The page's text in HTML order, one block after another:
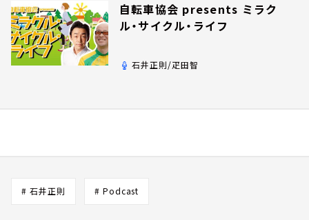
自転車協会 presents ミラク
ル・サイクル・ライフ
石井正則/疋田智
# 石井正則 # Podcast